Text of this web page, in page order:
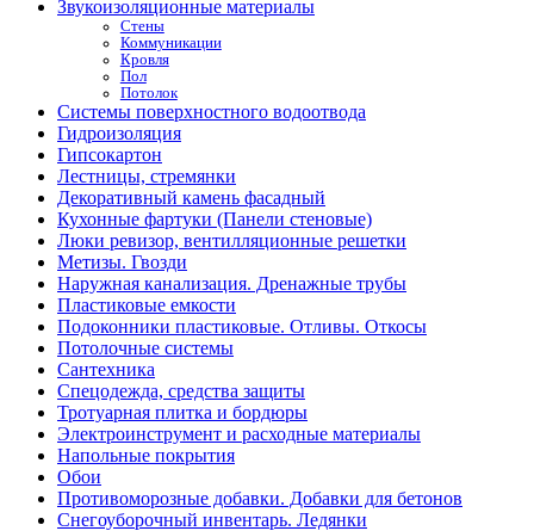
Звукоизоляционные материалы
Стены
Коммуникации
Кровля
Пол
Потолок
Системы поверхностного водоотвода
Гидроизоляция
Гипсокартон
Лестницы, стремянки
Декоративный камень фасадный
Кухонные фартуки (Панели стеновые)
Люки ревизор, вентилляционные решетки
Метизы. Гвозди
Наружная канализация. Дренажные трубы
Пластиковые емкости
Подоконники пластиковые. Отливы. Откосы
Потолочные системы
Сантехника
Спецодежда, средства защиты
Тротуарная плитка и бордюры
Электроинструмент и расходные материалы
Напольные покрытия
Обои
Противоморозные добавки. Добавки для бетонов
Снегоуборочный инвентарь. Ледянки